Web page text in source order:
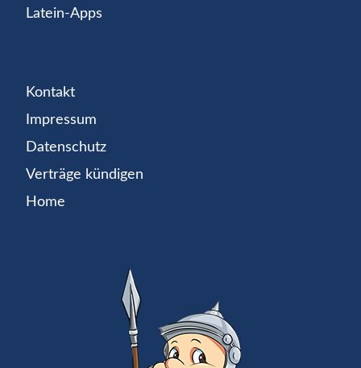
Latein-Apps
Kontakt
Impressum
Datenschutz
Verträge kündigen
Home